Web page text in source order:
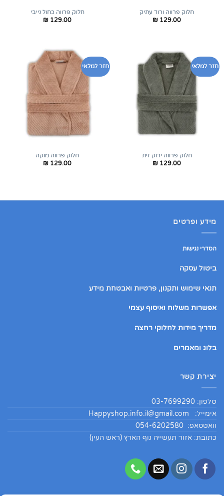
חלוק פרווה ורוד עתיק
₪ 129.00
חלוק פרווה כחול נייבי
₪ 129.00
חזר למלאי
חלוק פרווה ירוק זית
₪ 129.00
חזר למלאי
חלוק פרווה מוקה
₪ 129.00
מידע ופרטים
הסדרי נגישות
ביטול עסקה
תנאי שימוש ותקנון, פרטיות ואבטחת מידע
אפשרות משלוח ואיסוף עצמי
מדריך מידות לחלוקי רחצה
בלוג ומאמרים
יצירת קשר
טלפון: 03-7699290
אימייל: Happyshop.info.il@gmail.com
וואטסאפ: 054-6202580
כתובת: אזור תעשייה נוף הארץ (ראש העין)